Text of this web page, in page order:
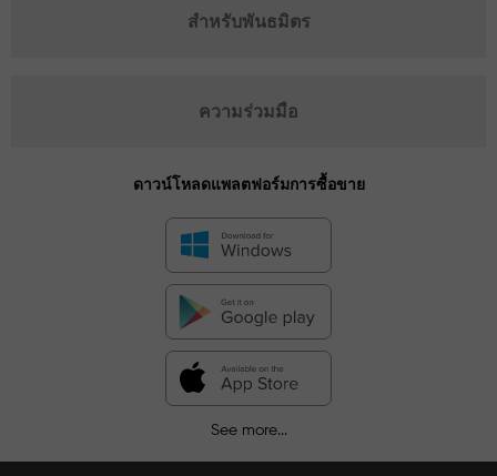
สำหรับพันธมิตร
ความร่วมมือ
ดาวน์โหลดแพลตฟอร์มการซื้อขาย
See more...